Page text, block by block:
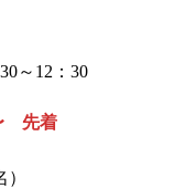
～12：30
先着